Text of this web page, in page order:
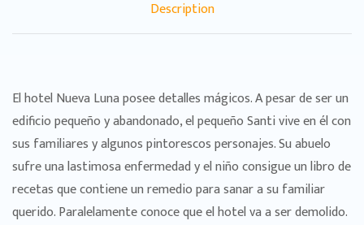
Description
El hotel Nueva Luna posee detalles mágicos. A pesar de ser un
edificio pequeño y abandonado, el pequeño Santi vive en él con
sus familiares y algunos pintorescos personajes. Su abuelo
sufre una lastimosa enfermedad y el niño consigue un libro de
recetas que contiene un remedio para sanar a su familiar
querido. Paralelamente conoce que el hotel va a ser demolido.